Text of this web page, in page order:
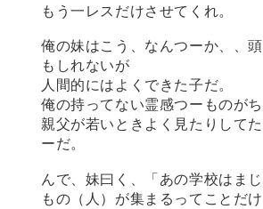
もう一レスだけさせてくれ。
俺の妹はこう、なんつーか、、
もしれないが
人間的にはよくできた子だ。
俺の持ってない霊感つーものがち
親父が若いときよく見たりして
ーだ。
んで、妹曰く、「あの学校はま
もの（人）が集まるってことだ